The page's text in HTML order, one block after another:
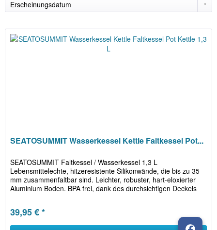
SEATOSUMMIT Wasserkessel Kettle Faltkessel Pot...
SEATOSUMMIT Faltkessel / Wasserkessel 1,3 L
Lebensmittelechte, hitzeresistente Silikonwände, die bis zu 35
mm zusammenfaltbar sind. Leichter, robuster, hart-eloxierter
Aluminium Boden. BPA frei, dank des durchsichtigen Deckels
39,95 € *